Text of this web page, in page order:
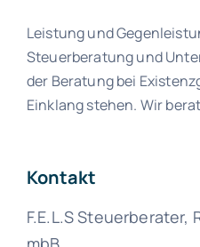
Leistung und
Steuerberatung und
der Beratung bei
Einklang stehen. Wir
Kontakt
F.E.L.S Steuerberater,